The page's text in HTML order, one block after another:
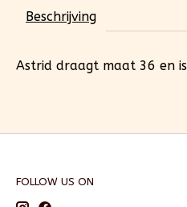
Beschrijving
Astrid draagt maat 36 en
FOLLOW US ON